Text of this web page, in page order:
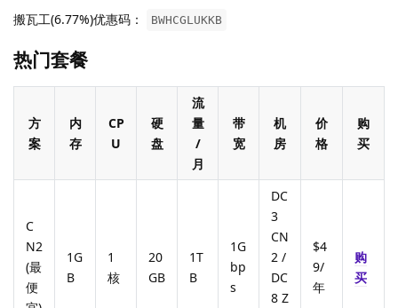
搬瓦工(6.77%)优惠码：
BWHCGLUKKB
热门套餐
方
案
内
存
CP
U
硬
盘
流
量
/
月
带
宽
机
房
价
格
购
买
C
N2
(最
便
1G
B
1
核
20
GB
1T
B
1G
bp
s
DC
3
CN
2 /
DC
8 Z
$4
9/
年
购
买